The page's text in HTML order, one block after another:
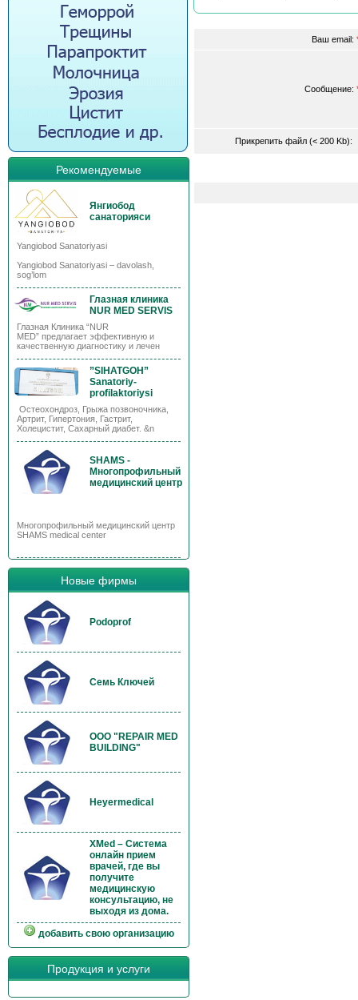
Рекомендуемые
Янгиобод
санаторияси
Yangiobod Sanatoriyasi
Yangiobod Sanatoriyasi – davolash,
sog’lom
Глазная клиника
NUR MED SERVIS
Глазная Клиника “NUR
MED” предлагает эффективную и
качественную диагностику и лечен
”SIHATGOH”
Sanatoriy-
profilaktoriysi
Остеохондроз, Грыжа позвоночника,
Артрит, Гипертония, Гастрит,
Холецистит, Сахарный диабет. &n
SHAMS -
Многопрофильный
медицинский центр
Многопрофильный медицинский центр
SHAMS medical center
Новые фирмы
Podoprof
Семь Ключей
OOO "REPAIR MED
BUILDING"
Heyermedical
XMed – Система
онлайн прием
врачей, где вы
получите
медицинскую
консультацию, не
выходя из дома.
добавить свою организацию
Продукция и услуги
Ваш email:
Сообщение:
Прикрепить файл (< 200